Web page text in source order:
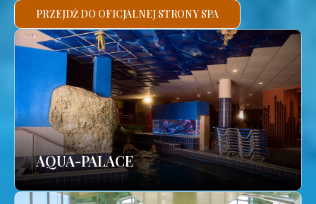
PRZEJDŹ DO OFICJALNEJ STRONY SPA
AQUA-PALACE